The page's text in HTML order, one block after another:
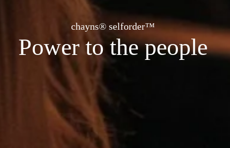
chayns® selforder™
Power to the people